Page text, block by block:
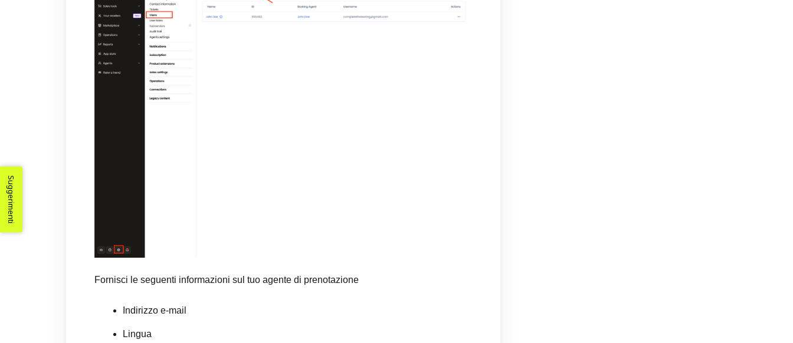
Fornisci le seguenti informazioni sul tuo agente di prenotazione
Indirizzo e-mail
Lingua
Suggerimenti